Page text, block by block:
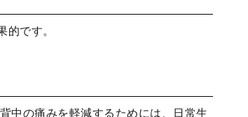
的です。
中の痛みを軽減するためには、日常生